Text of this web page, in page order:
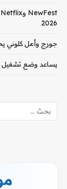
2026
جورج وأمل كلوني
يساعد وضع تشغيل Spotify على مطابقة الألحان مع الإيقاع